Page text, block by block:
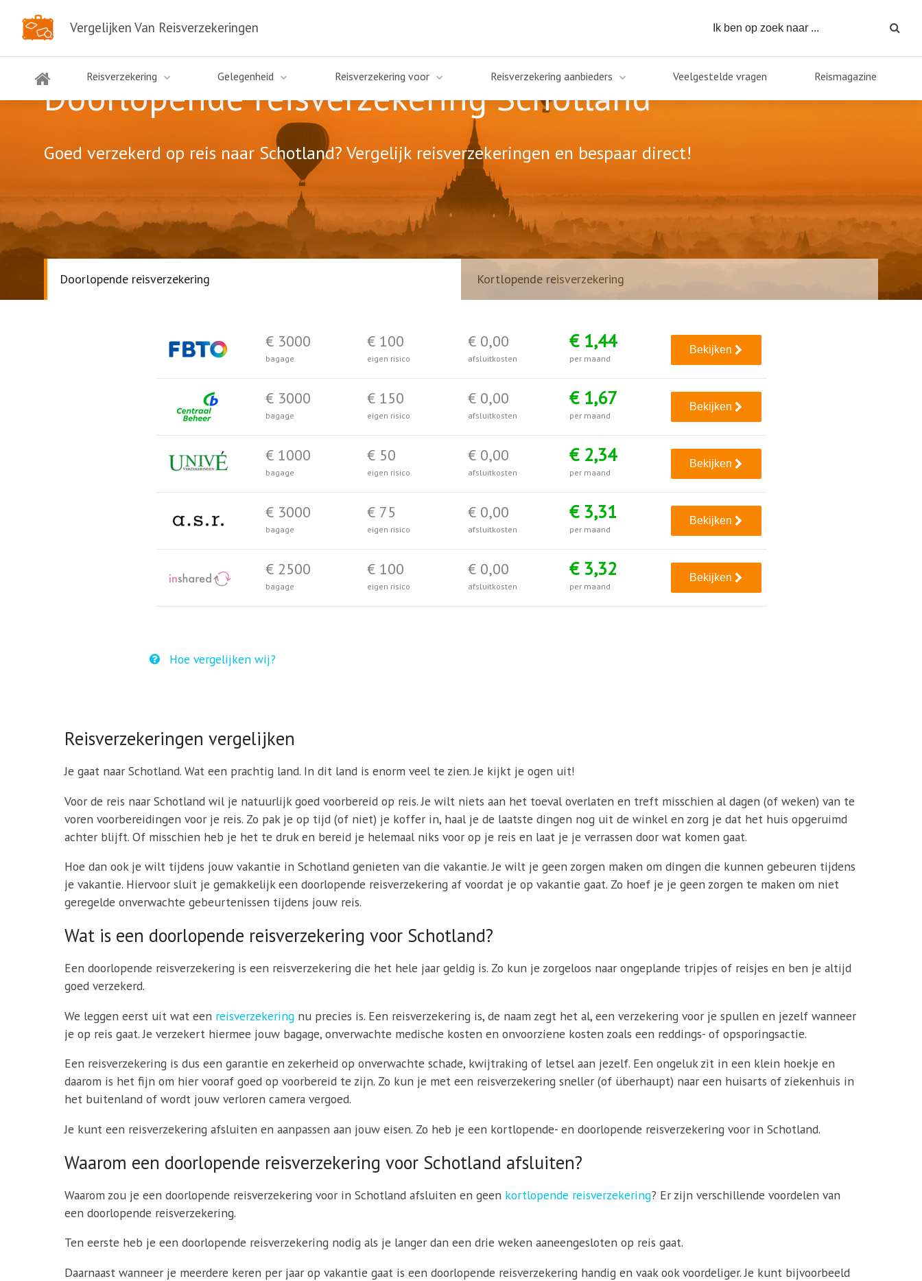
Vergelijken Van Reisverzekeringen
Reisverzekering Gelegenheid Reisverzekering voor Reisverzekering aanbieders Veelgestelde vragen Reismagazine
Doorlopende reisverzekering Schotland
Goed verzekerd op reis naar Schotland? Vergelijk reisverzekeringen en bespaar direct!
Doorlopende reisverzekering Kortlopende reisverzekering
€ 3000
bagage
€ 100
eigen risico
€ 0,00
afsluitkosten
€ 1,44
per maand
Bekijken
€ 3000
bagage
€ 150
eigen risico
€ 0,00
afsluitkosten
€ 1,67
per maand
Bekijken
€ 1000
bagage
€ 50
eigen risico
€ 0,00
afsluitkosten
€ 2,34
per maand
Bekijken
€ 3000
bagage
€ 75
eigen risico
€ 0,00
afsluitkosten
€ 3,31
per maand
Bekijken
€ 2500
bagage
€ 100
eigen risico
€ 0,00
afsluitkosten
€ 3,32
per maand
Bekijken
Hoe vergelijken wij?
Reisverzekeringen vergelijken
Je gaat naar Schotland. Wat een prachtig land. In dit land is enorm veel te zien. Je kijkt je ogen uit!
Voor de reis naar Schotland wil je natuurlijk goed voorbereid op reis. Je wilt niets aan het toeval overlaten en treft misschien al dagen (of weken) van te
voren voorbereidingen voor je reis. Zo pak je op tijd (of niet) je koffer in, haal je de laatste dingen nog uit de winkel en zorg je dat het huis opgeruimd
achter blijft. Of misschien heb je het te druk en bereid je helemaal niks voor op je reis en laat je je verrassen door wat komen gaat.
Hoe dan ook je wilt tijdens jouw vakantie in Schotland genieten van die vakantie. Je wilt je geen zorgen maken om dingen die kunnen gebeuren tijdens
je vakantie. Hiervoor sluit je gemakkelijk een doorlopende reisverzekering af voordat je op vakantie gaat. Zo hoef je je geen zorgen te maken om niet
geregelde onverwachte gebeurtenissen tijdens jouw reis.
Wat is een doorlopende reisverzekering voor Schotland?
Een doorlopende reisverzekering is een reisverzekering die het hele jaar geldig is. Zo kun je zorgeloos naar ongeplande tripjes of reisjes en ben je altijd
goed verzekerd.
We leggen eerst uit wat een reisverzekering nu precies is. Een reisverzekering is, de naam zegt het al, een verzekering voor je spullen en jezelf wanneer
je op reis gaat. Je verzekert hiermee jouw bagage, onverwachte medische kosten en onvoorziene kosten zoals een reddings- of opsporingsactie.
Een reisverzekering is dus een garantie en zekerheid op onverwachte schade, kwijtraking of letsel aan jezelf. Een ongeluk zit in een klein hoekje en
daarom is het fijn om hier vooraf goed op voorbereid te zijn. Zo kun je met een reisverzekering sneller (of überhaupt) naar een huisarts of ziekenhuis in
het buitenland of wordt jouw verloren camera vergoed.
Je kunt een reisverzekering afsluiten en aanpassen aan jouw eisen. Zo heb je een kortlopende- en doorlopende reisverzekering voor in Schotland.
Waarom een doorlopende reisverzekering voor Schotland afsluiten?
Waarom zou je een doorlopende reisverzekering voor in Schotland afsluiten en geen kortlopende reisverzekering? Er zijn verschillende voordelen van
een doorlopende reisverzekering.
Ten eerste heb je een doorlopende reisverzekering nodig als je langer dan een drie weken aaneengesloten op reis gaat.
Daarnaast wanneer je meerdere keren per jaar op vakantie gaat is een doorlopende reisverzekering handig en vaak ook voordeliger. Je kunt bijvoorbeeld